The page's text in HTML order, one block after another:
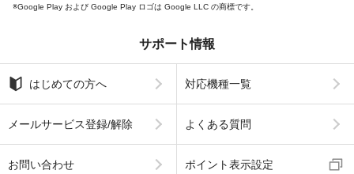
Google Play および Google Play ロゴは Google LLC の商標です。
サポート情報
はじめての方へ 対応機種一覧
メールサービス登録/解除 よくある質問
お問い合わせ ポイント表示設定